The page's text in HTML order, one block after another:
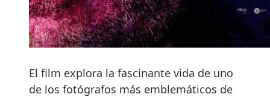
El film explora la fascinante vida de uno
de los fotógrafos más emblemáticos de